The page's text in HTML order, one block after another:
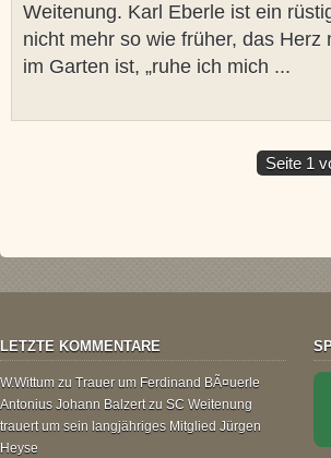
Weitenung. Karl Eberle ist ein
nicht mehr so wie früher, das
im Garten ist, „ruhe ich mich ...
Seite 1
LETZTE KOMMENTARE
W.Wittum zu Trauer um Ferdinand BÃ¤uerle
Antonius Johann Balzertzu SC Weitenung
trauert um sein langjähriges Mitglied Jürgen
Heyse